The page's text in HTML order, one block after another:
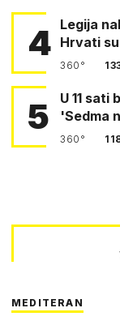
4 Legija
Hrvati
360°
5
U 11 sati bili su pred
'Sedma
360°
MEDITERAN